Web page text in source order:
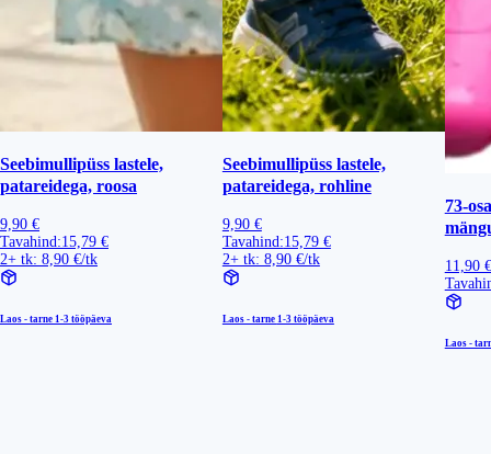
Seebimullipüss lastele,
patareidega, roosa
9,90 €
Tavahind:15,79 €
2+ tk: 8,90 €/tk
Laos - tarne 1-3 tööpäeva
Seebimullipüss lastele,
patareidega, rohline
9,90 €
Tavahind:15,79 €
2+ tk: 8,90 €/tk
Laos - tarne 1-3 tööpäeva
73-
11,90 €
Laos -